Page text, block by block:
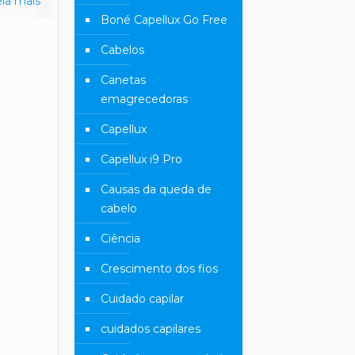
Boné Capellux Go Free
Cabelos
Canetas
emagrecedoras
Capellux
Capellux i9 Pro
Causas da queda de
cabelo
Ciência
Crescimento dos fios
Cuidado capilar
cuidados capilares